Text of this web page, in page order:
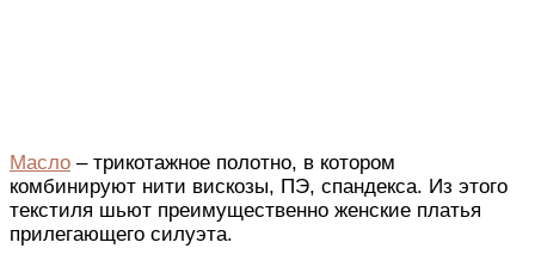
Масло – трикотажное полотно, в котором
комбинируют нити вискозы, ПЭ, спандекса. Из этого
текстиля шьют преимущественно женские платья
прилегающего силуэта.